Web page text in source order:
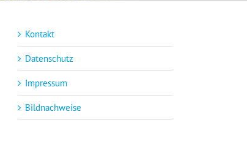
Kontakt
Datenschutz
Impressum
Bildnachweise